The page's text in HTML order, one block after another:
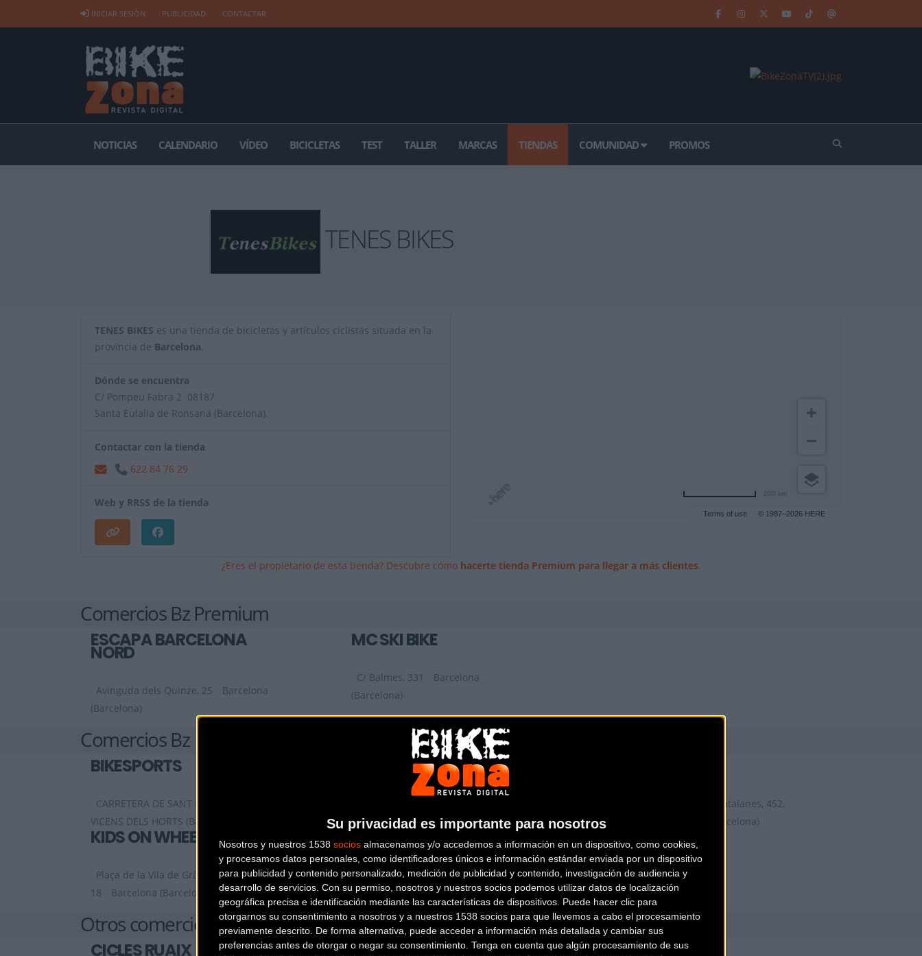
Su privacidad es importante para nosotros
Nosotros y nuestros 1538 socios almacenamos y/o accedemos a información en un dispositivo, como cookies,
y procesamos datos personales, como identificadores únicos e información estándar enviada por un dispositivo
para publicidad y contenido personalizado, medición de publicidad y contenido, investigación de audiencia y
desarrollo de servicios. Con su permiso, nosotros y nuestros socios podemos utilizar datos de localización
geográfica precisa e identificación mediante las características de dispositivos. Puede hacer clic para
otorgarnos su consentimiento a nosotros y a nuestros 1538 socios para que llevemos a cabo el procesamiento
previamente descrito. De forma alternativa, puede acceder a información más detallada y cambiar sus
preferencias antes de otorgar o negar su consentimiento. Tenga en cuenta que algún procesamiento de sus
INICIAR SESIÓN PUBLICIDAD CONTACTAR
NOTICIAS CALENDARIO VÍDEO BICICLETAS TEST TALLER MARCAS TIENDAS COMUNIDAD PROMOS
TENES BIKES
TENES BIKES es una tienda de bicicletas y artículos ciclistas situada en la
provincia de Barcelona.
Dónde se encuentra
C/ Pompeu Fabra 2 08187
Santa Eulalia de Ronsaná (Barcelona).
Contactar con la tienda
622 84 76 29
Web y RRSS de la tienda
Terms of use © 1987–2026 HERE
200 km
¿Eres el propietario de esta tienda? Descubre cómo hacerte tienda Premium para llegar a más clientes.
Comercios Bz Premium
ESCAPA BARCELONA
NORD
Avinguda dels Quinze, 25
Barcelona
(Barcelona)
MC SKI BIKE
C/ Balmes, 331
Barcelona
(Barcelona)
Comercios Bz
BIKESPORTS
CARRETERA DE SANT BOI 90
VICENS DELS HORTS (Barcelona)
ZONA BICIS
Boi de Llobregat (Barcelona)
Gran Via de les Corts Catalanes, 452,
Barcelona (Barcelona)
KIDS ON WHEELS
Plaça de la Vila de Gràcia,
18
Barcelona (Barcelona)
Otros comercios
CICLES RUAIX LA GRUPETTA BH 29 FACTORY